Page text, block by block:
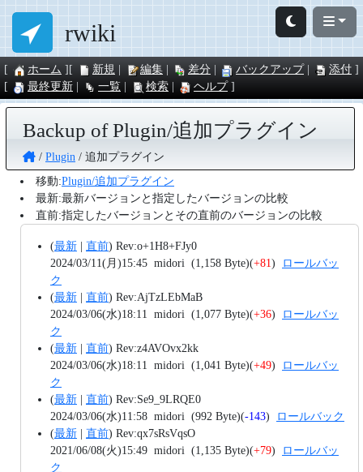
rwiki
ホーム 新規 編集 差分 バックアップ
添付
最終更新
一覧 検索 ヘルプ
Backup of Plugin/追加プラグイン
Plugin
追加プラグイン
移動:Plugin/追加プラグイン
最新:最新バージョンと指定したバージョンの比較
直前:指定したバージョンとその直前のバージョンの比較
(最新 直前) Rev:o+1H8+FJy0
2024/03/11(月)15:45 midori (1,158 Byte)(+81 )
ロールバッ
ク
(最新 直前) Rev:AjTzLEbMaB
2024/03/06(水)18:11
midori (1,077 Byte)(+36)
ロールバッ
ク
(最新 直前) Rev:z4AVOvx2kk
2024/03/06(水)18:11
midori (1,041 Byte)(+49)
ロールバッ
ク
(最新 直前) Rev:Se9_9LRQE0
2024/03/06(水)11:58 midori (992 Byte)(-143)
ロールバック
(最新 直前) Rev:qx7sRsVqsO
2021/06/08(火)15:49 midori (1,135 Byte)(+79)
ロールバッ
ク